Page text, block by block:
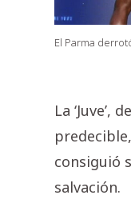
El Parma
La
consiguió
salvación.